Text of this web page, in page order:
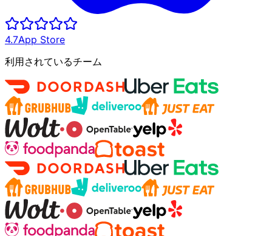
4.7App Store
利用されているチーム